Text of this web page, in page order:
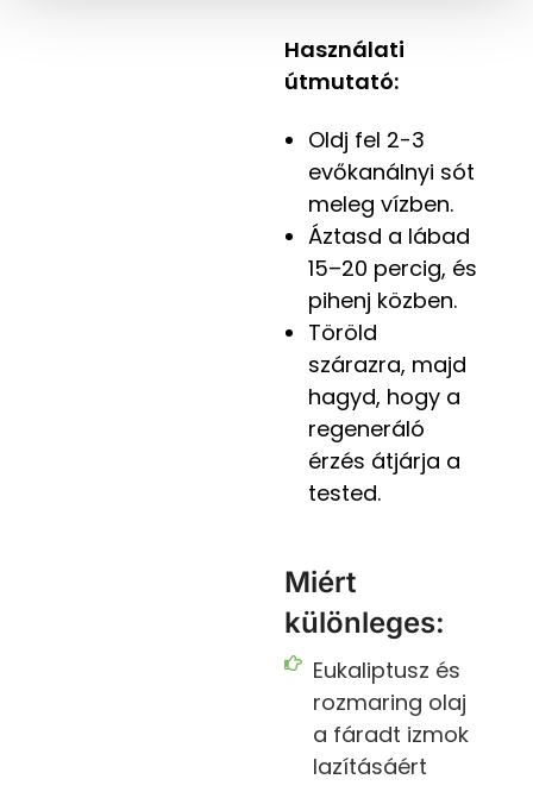
Használati
útmutató:
Oldj fel 2-3
evőkanálnyi sót
meleg vízben.
Áztasd a lábad
15–20 percig, és
pihenj közben.
Töröld
szárazra, majd
hagyd, hogy a
regeneráló
érzés átjárja a
tested.
Miért
különleges:
Eukaliptusz és
rozmaring olaj
a fáradt izmok
lazításáért